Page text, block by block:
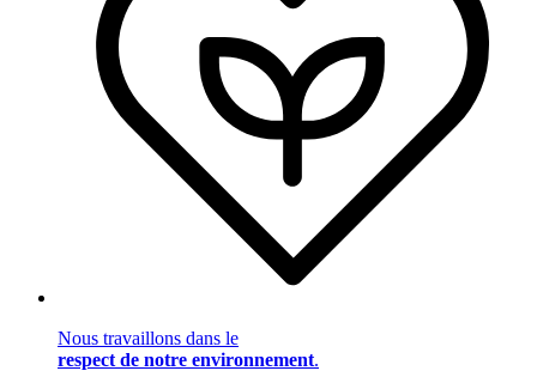
Nous travaillons dans le
respect de notre environnement.